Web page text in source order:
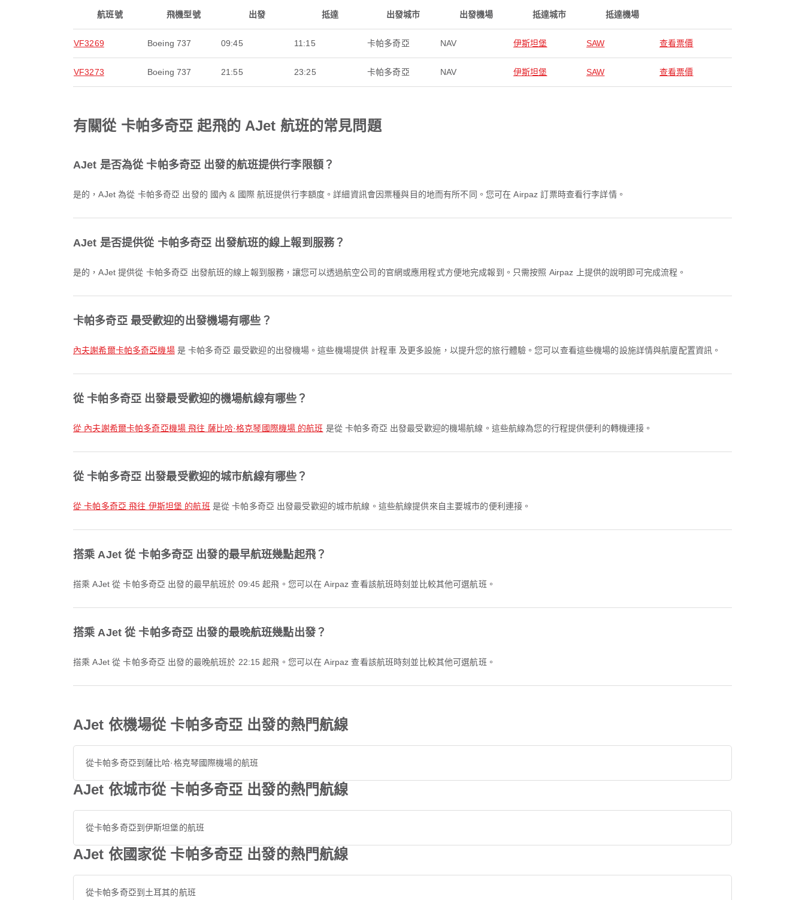
航班號 飛機型號 出發 抵達 出發城市 出發機場 抵達城市 抵達機場
VF3269 Boeing 737 09:45 11:15 卡帕多奇亞 NAV 伊斯坦堡 SAW 查看票價
VF3273 Boeing 737 21:55 23:25 卡帕多奇亞 NAV 伊斯坦堡 SAW 查看票價
有關從 卡帕多奇亞 起飛的 AJet 航班的常見問題
AJet 是否為從 卡帕多奇亞 出發的航班提供行李限額？
是的，AJet 為從 卡帕多奇亞 出發的 國內 & 國際 航班提供行李額度。詳細資訊會因票種與目的地而有所不同。您可在 Airpaz 訂票時查看行李詳情。
AJet 是否提供從 卡帕多奇亞 出發航班的線上報到服務？
是的，AJet 提供從 卡帕多奇亞 出發航班的線上報到服務，讓您可以透過航空公司的官網或應用程式方便地完成報到。只需按照 Airpaz 上提供的說明即可完成流程。
卡帕多奇亞 最受歡迎的出發機場有哪些？
內夫謝希爾卡帕多奇亞機場是 卡帕多奇亞 最受歡迎的出發機場。這些機場提供 計程車 及更多設施，以提升您的旅行體驗。您可以查看這些機場的設施詳情與航廈配置資訊。
從 卡帕多奇亞 出發最受歡迎的機場航線有哪些？
從 內夫謝希爾卡帕多奇亞機場 飛往 薩比哈·格克琴國際機場 的航班 是從 卡帕多奇亞 出發最受歡迎的機場航線。這些航線為您的行程提供便利的轉機連接。
從 卡帕多奇亞 出發最受歡迎的城市航線有哪些？
從 卡帕多奇亞 飛往 伊斯坦堡 的航班 是從 卡帕多奇亞 出發最受歡迎的城市航線。這些航線提供來自主要城市的便利連接。
搭乘 AJet 從 卡帕多奇亞 出發的最早航班幾點起飛？
搭乘 AJet 從 卡帕多奇亞 出發的最早航班於 09:45 起飛。您可以在 Airpaz 查看該航班時刻並比較其他可選航班。
搭乘 AJet 從 卡帕多奇亞 出發的最晚航班幾點出發？
搭乘 AJet 從 卡帕多奇亞 出發的最晚航班於 22:15 起飛。您可以在 Airpaz 查看該航班時刻並比較其他可選航班。
AJet 依機場從 卡帕多奇亞 出發的熱門航線
從卡帕多奇亞到薩比哈·格克琴國際機場的航班
AJet 依城市從 卡帕多奇亞 出發的熱門航線
從卡帕多奇亞到伊斯坦堡的航班
AJet 依國家從 卡帕多奇亞 出發的熱門航線
從卡帕多奇亞到土耳其的航班